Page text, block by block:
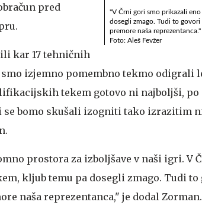
"V Črni gori smo prikazali
dosegli zmago. Tudi to
premore naša reprezentanca."
Foto: Aleš Fevžer
pred
kar 17 tehničnih
smo izjemno pomembno tekmo odigrali
tekem gotovo ni najboljši, po
se bomo skušali izogniti tako izrazitim
prostora za izboljšave v naši igri. V
kljub temu pa dosegli zmago. Tudi
naša reprezentanca," je dodal Zorman.